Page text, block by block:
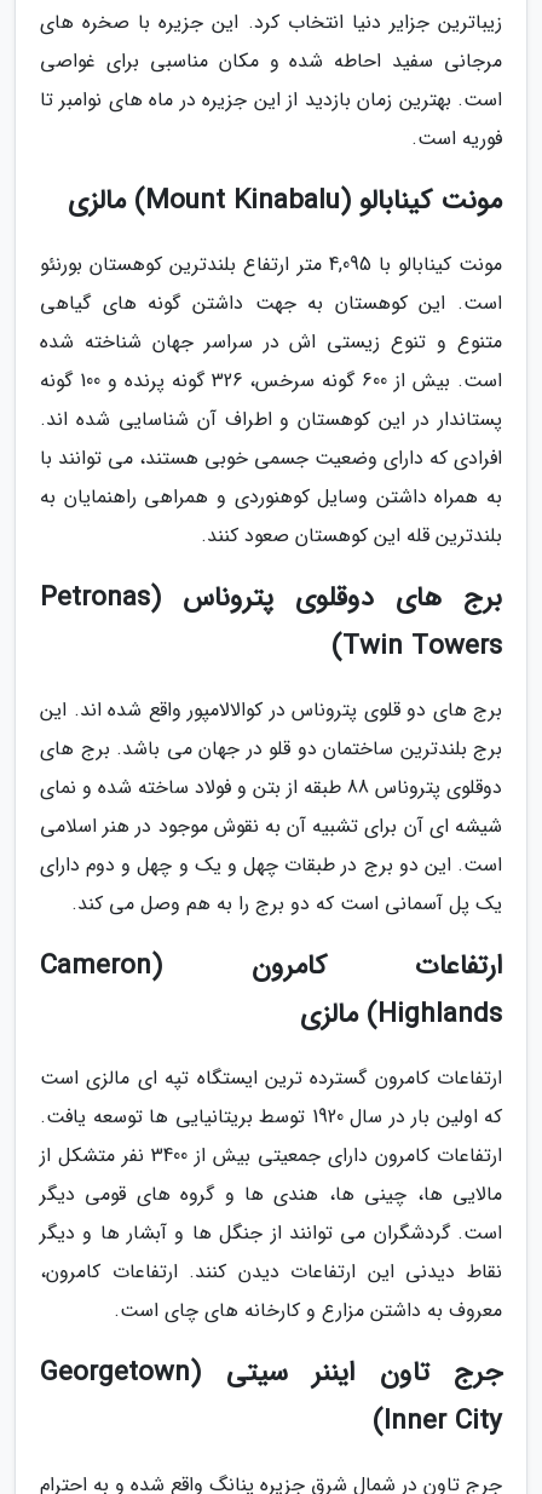
زیباترین جزایر دنیا انتخاب کرد. این جزیره با صخره های
مرجانی سفید احاطه شده و مکان مناسبی برای غواصی
است. بهترین زمان بازدید از این جزیره در ماه های نوامبر تا
فوریه است.
مونت کینابالو (Mount Kinabalu) مالزی
مونت کینابالو با 4,095 متر ارتفاع بلندترین کوهستان بورنئو
است. این کوهستان به جهت داشتن گونه های گیاهی
متنوع و تنوع زیستی اش در سراسر جهان شناخته شده
است. بیش از 600 گونه سرخس، 326 گونه پرنده و 100 گونه
پستاندار در این کوهستان و اطراف آن شناسایی شده اند.
افرادی که دارای وضعیت جسمی خوبی هستند، می توانند با
به همراه داشتن وسایل کوهنوردی و همراهی راهنمایان به
بلندترین قله این کوهستان صعود کنند.
برج های دوقلوی پتروناس (Petronas
Twin Towers)
برج های دو قلوی پتروناس در کوالالامپور واقع شده اند. این
برج بلندترین ساختمان دو قلو در جهان می باشد. برج های
دوقلوی پتروناس 88 طبقه از بتن و فولاد ساخته شده و نمای
شیشه ای آن برای تشبیه آن به نقوش موجود در هنر اسلامی
است. این دو برج در طبقات چهل و یک و چهل و دوم دارای
یک پل آسمانی است که دو برج را به هم وصل می کند.
ارتفاعات کامرون (Cameron
Highlands) مالزی
ارتفاعات کامرون گسترده ترین ایستگاه تپه ای مالزی است
که اولین بار در سال 1920 توسط بریتانیایی ها توسعه یافت.
ارتفاعات کامرون دارای جمعیتی بیش از 3400 نفر متشکل از
مالایی ها، چینی ها، هندی ها و گروه های قومی دیگر
است. گردشگران می توانند از جنگل ها و آبشار ها و دیگر
نقاط دیدنی این ارتفاعات دیدن کنند. ارتفاعات کامرون،
معروف به داشتن مزارع و کارخانه های چای است.
جرج تاون ایننر سیتی (Georgetown
Inner City)
جرج تاون در شمال شرق جزیره پنانگ واقع شده و به احترام